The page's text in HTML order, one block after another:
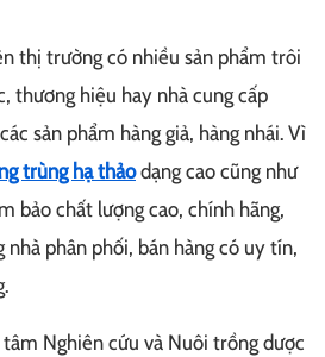
thị trường có nhiều sản phẩm trôi
thương hiệu hay nhà cung cấp
sản phẩm hàng giả, hàng nhái. Vì
trùng hạ thảodạng cao cũng như
bảo chất lượng cao, chính hãng,
phân phối, bán hàng có uy tín,
Nghiên cứu và Nuôi trồng dược